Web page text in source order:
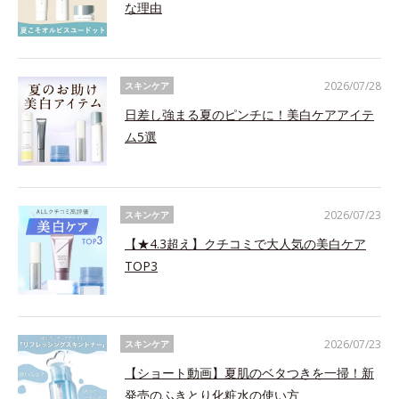
な理由
スキンケア
日差し強まる夏のピンチに！美白ケアアイテ
ム5選
2026/07/28
スキンケア
【★4.3超え】クチコミで大人気の美白ケア
TOP3
2026/07/23
スキンケア
【ショート動画】夏肌のベタつきを一掃！新
発売のふきとり化粧水の使い方
2026/07/23